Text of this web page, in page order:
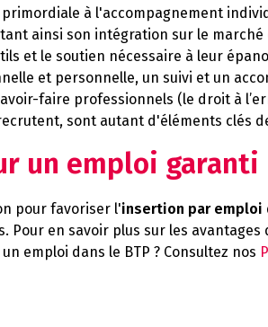
à l'accompagnement
ainsi son intégration sur le marché
et le soutien nécessaire à leur
et personnelle, un suivi et un
faire professionnels (le droit à
sont autant d'éléments clés
un emploi garanti
pour favoriser l'insertion par emploi
en savoir plus sur les avantages
emploi dans le BTP ? Consultez nos